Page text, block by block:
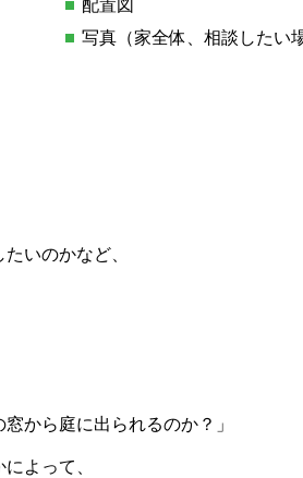
配置図
写真（家全体、相談したい
いのかなど、
から庭に出られるのか？」
よって、